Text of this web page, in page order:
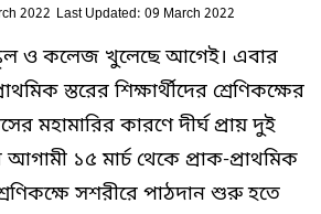
2022 Last Updated: 09 March 2022
ও কলেজ খুলেছে আগেই। এবার
স্তরের শিক্ষার্থীদের শ্রেণিকক্ষের
মহামারির কারণে দীর্ঘ প্রায় দুই
১৫ মার্চ থেকে প্রাক-প্রাথমিক
সশরীরে পাঠদান শুরু হতে